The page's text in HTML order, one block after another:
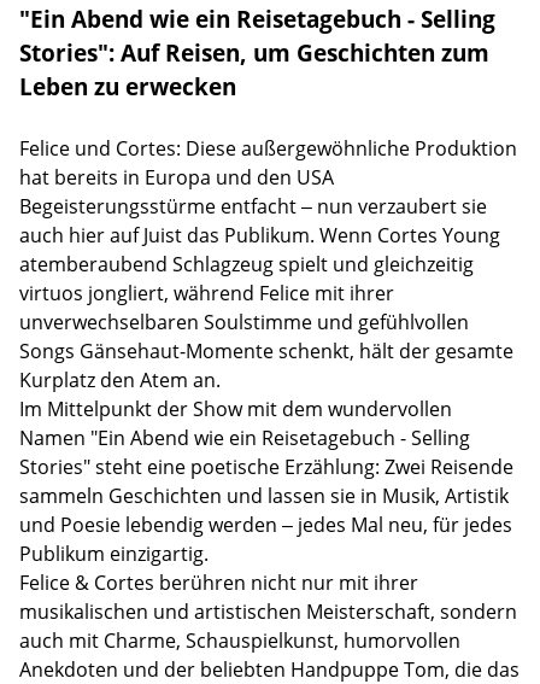
"Ein Abend wie ein Reisetagebuch - Selling
Stories": Auf Reisen, um Geschichten zum
Leben zu erwecken
Felice und Cortes: Diese außergewöhnliche Produktion
hat bereits in Europa und den USA
Begeisterungsstürme entfacht – nun verzaubert sie
auch hier auf Juist das Publikum. Wenn Cortes Young
atemberaubend Schlagzeug spielt und gleichzeitig
virtuos jongliert, während Felice mit ihrer
unverwechselbaren Soulstimme und gefühlvollen
Songs Gänsehaut-Momente schenkt, hält der gesamte
Kurplatz den Atem an.
Im Mittelpunkt der Show mit dem wundervollen
Namen "Ein Abend wie ein Reisetagebuch - Selling
Stories" steht eine poetische Erzählung: Zwei Reisende
sammeln Geschichten und lassen sie in Musik, Artistik
und Poesie lebendig werden – jedes Mal neu, für jedes
Publikum einzigartig.
Felice & Cortes berühren nicht nur mit ihrer
musikalischen und artistischen Meisterschaft, sondern
auch mit Charme, Schauspielkunst, humorvollen
Anekdoten und der beliebten Handpuppe Tom, die das